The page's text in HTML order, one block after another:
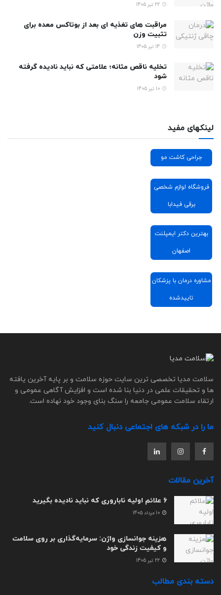
مراقبت های تغذیه ای بعد از بوتاکس معده برای
تثبیت وزن
تخلیه ناقص مثانه؛ علامتی که نباید نادیده گرفته
شود
لینکهای مفید
جراحی کاشت مو
فروشگاه لوازم شخصی
برقی فیدابا
بهترین دکتر ایمپلنت
اصفهان
مشاوره درمان با پزشکان
تاییدشده
سلامت مدیا تخصصی ترین سایت حوزه سلامت و بر پایه آخرین یافته
ها و تحقیقات علمی در دنیا بنا شده است و افزایش آگاهی عمومی و
ارتقاء سلامت عمومی جامعه را سنگ بنای وجود خود نهاده است.
ما را در شبکه های اجتماعی دنبال کنید
آخرین مقالات
6 علائم اولیه ناباروری که نباید نادیده بگیرید
هزینه جوانسازی واژن: سرمایه‌گذاری بر روی سلامت
و کیفیت زندگی خود
دسته بندی مطالب